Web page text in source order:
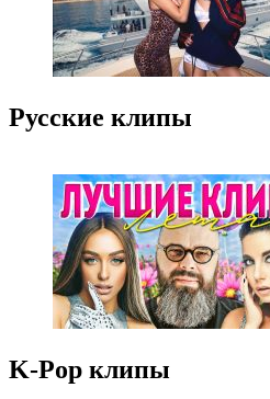
Русские клипы
K-Pop клипы